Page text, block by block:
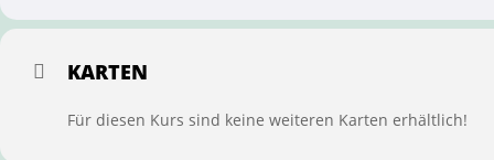
KARTEN
Für diesen Kurs sind keine weiteren Karten erhältlich!